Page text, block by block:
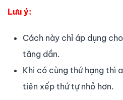
Lưu ý:
Cách này chỉ áp dụng
tăng dần.
Khi có cùng thứ hạng thì
tiên xếp thứ tự nhỏ hơn.